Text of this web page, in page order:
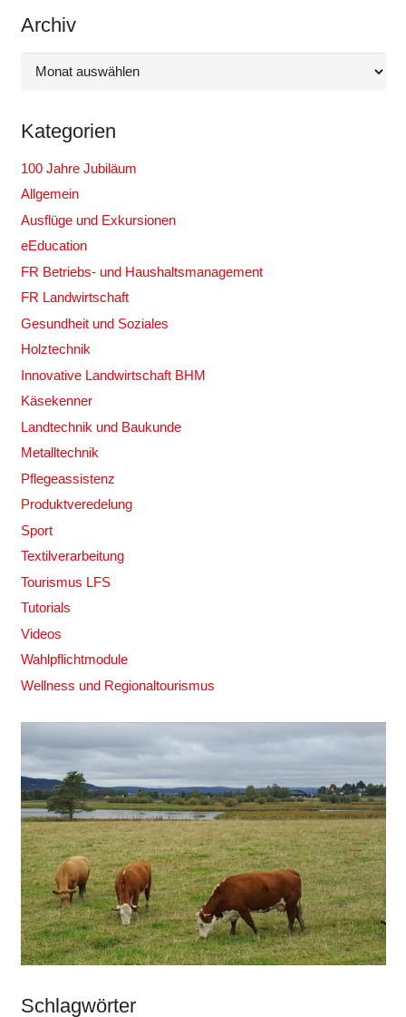
Archiv
Archiv
Kategorien
100 Jahre Jubiläum
Allgemein
Ausflüge und Exkursionen
eEducation
FR Betriebs- und Haushaltsmanagement
FR Landwirtschaft
Gesundheit und Soziales
Holztechnik
Innovative Landwirtschaft BHM
Käsekenner
Landtechnik und Baukunde
Metalltechnik
Pflegeassistenz
Produktveredelung
Sport
Textilverarbeitung
Tourismus LFS
Tutorials
Videos
Wahlpflichtmodule
Wellness und Regionaltourismus
Schlagwörter